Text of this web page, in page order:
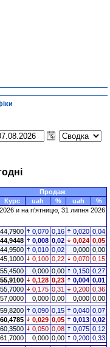
Продаж
Курс uah % uah
%
2026 и на п'ятницю, 31 липня 2026
44,7900 0,070 0,16 0,020 0,04
44,9448 0,008 0,02 0,024 0,05
44,9500 0,010 0,02 0,000 0,00
45,1000 0,100 0,22 0,070 0,15
55,4500 0,000 0,00 0,150 0,27
55,9100 0,128 0,23 0,004 0,01
55,7000 0,175 0,31 0,200 0,36
57,0000 0,000 0,00 0,000 0,00
59,8200 0,090 0,15 0,040 0,07
60,4785 0,029 0,05 0,013 0,02
60,3500 0,050 0,08 0,075 0,12
61,7000 0,000 0,00 0,200 0,33